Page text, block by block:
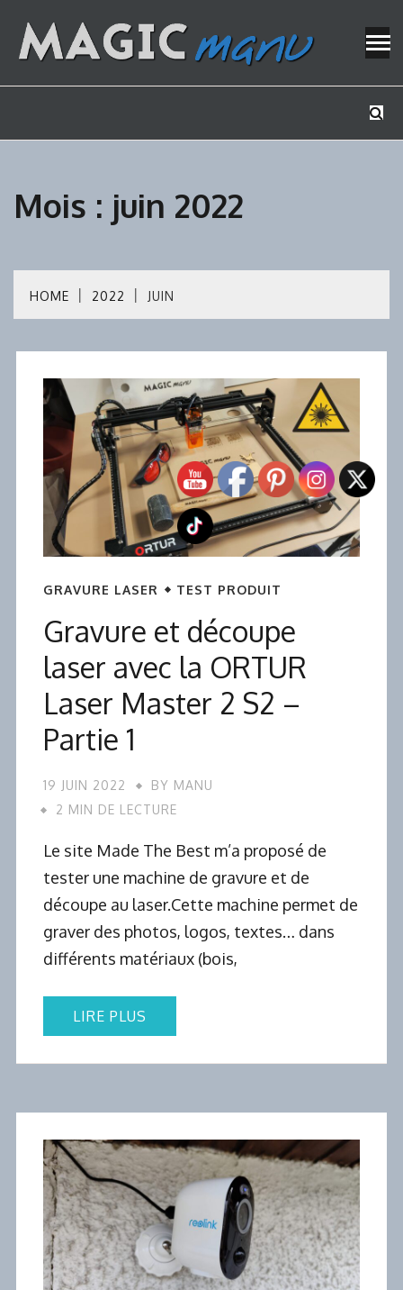
content
Mois : juin 2022
HOME 2022 JUIN
GRAVURE LASER TEST PRODUIT
Gravure et découpe
laser avec la ORTUR
Laser Master 2 S2 –
Partie 1
19 JUIN 2022 BY MANU
2 MIN DE LECTURE
Le site Made The Best m’a proposé de
tester une machine de gravure et de
découpe au laser.Cette machine permet de
graver des photos, logos, textes… dans
différents matériaux (bois,
LIRE PLUS